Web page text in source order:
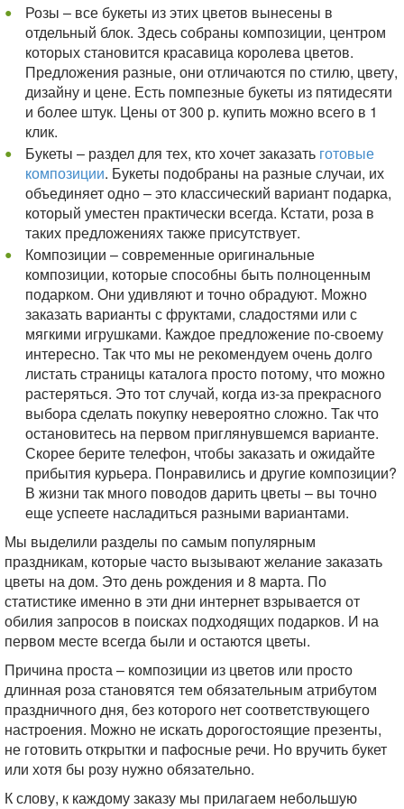
Розы – все букеты из этих цветов вынесены в
отдельный блок. Здесь собраны композиции, центром
которых становится красавица королева цветов.
Предложения разные, они отличаются по стилю, цвету,
дизайну и цене. Есть помпезные букеты из пятидесяти
и более штук. Цены от 300 р. купить можно всего в 1
клик.
Букеты – раздел для тех, кто хочет заказать готовые
композиции. Букеты подобраны на разные случаи, их
объединяет одно – это классический вариант подарка,
который уместен практически всегда. Кстати, роза в
таких предложениях также присутствует.
Композиции – современные оригинальные
композиции, которые способны быть полноценным
подарком. Они удивляют и точно обрадуют. Можно
заказать варианты с фруктами, сладостями или с
мягкими игрушками. Каждое предложение по-своему
интересно. Так что мы не рекомендуем очень долго
листать страницы каталога просто потому, что можно
растеряться. Это тот случай, когда из-за прекрасного
выбора сделать покупку невероятно сложно. Так что
остановитесь на первом приглянувшемся варианте.
Скорее берите телефон, чтобы заказать и ожидайте
прибытия курьера. Понравились и другие композиции?
В жизни так много поводов дарить цветы – вы точно
еще успеете насладиться разными вариантами.
Мы выделили разделы по самым популярным
праздникам, которые часто вызывают желание заказать
цветы на дом. Это день рождения и 8 марта. По
статистике именно в эти дни интернет взрывается от
обилия запросов в поисках подходящих подарков. И на
первом месте всегда были и остаются цветы.
Причина проста – композиции из цветов или просто
длинная роза становятся тем обязательным атрибутом
праздничного дня, без которого нет соответствующего
настроения. Можно не искать дорогостоящие презенты,
не готовить открытки и пафосные речи. Но вручить букет
или хотя бы розу нужно обязательно.
К слову, к каждому заказу мы прилагаем небольшую